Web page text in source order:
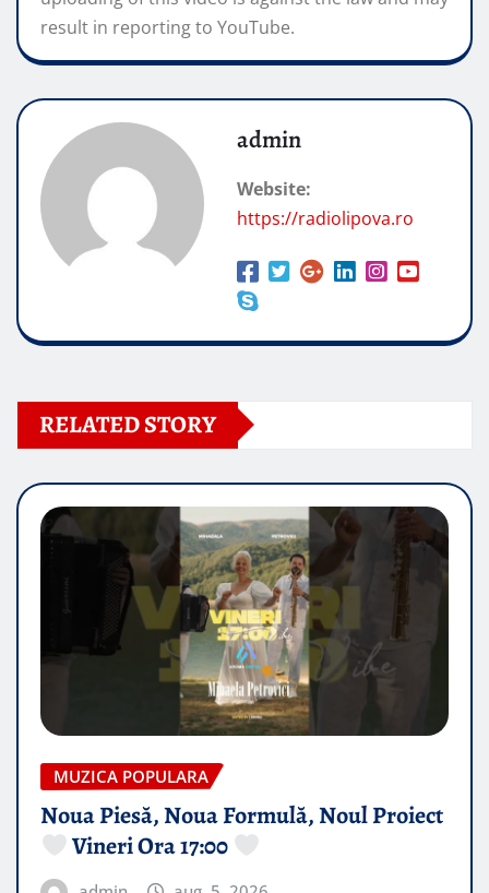
result in reporting to YouTube.
admin
Website:
https://radiolipova.ro
RELATED STORY
MUZICA POPULARA
Noua Piesă, Noua Formulă, Noul Proiect
Vineri Ora 17:00